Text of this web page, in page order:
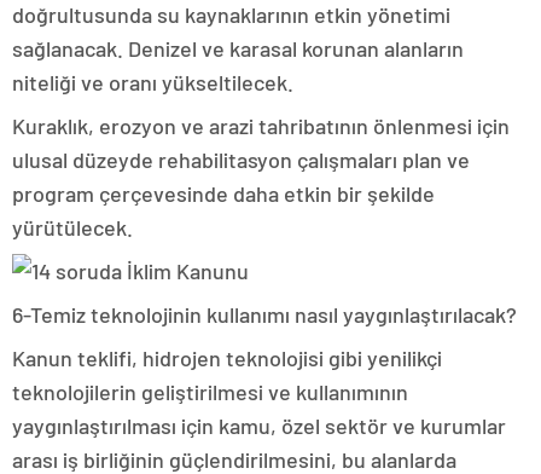
doğrultusunda su kaynaklarının etkin yönetimi
sağlanacak. Denizel ve karasal korunan alanların
niteliği ve oranı yükseltilecek.
Kuraklık, erozyon ve arazi tahribatının önlenmesi için
ulusal düzeyde rehabilitasyon çalışmaları plan ve
program çerçevesinde daha etkin bir şekilde
yürütülecek.
6-Temiz teknolojinin kullanımı nasıl yaygınlaştırılacak?
Kanun teklifi, hidrojen teknolojisi gibi yenilikçi
teknolojilerin geliştirilmesi ve kullanımının
yaygınlaştırılması için kamu, özel sektör ve kurumlar
arası iş birliğinin güçlendirilmesini, bu alanlarda